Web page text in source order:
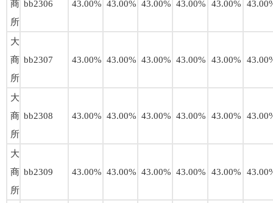
商
所
bb2306 43.00% 43.00% 43.00% 43.00% 43.00%
大
商
所
bb2307 43.00% 43.00% 43.00% 43.00% 43.00%
大
商
所
bb2308 43.00% 43.00% 43.00% 43.00% 43.00%
大
商
所
bb2309 43.00% 43.00% 43.00% 43.00% 43.00%